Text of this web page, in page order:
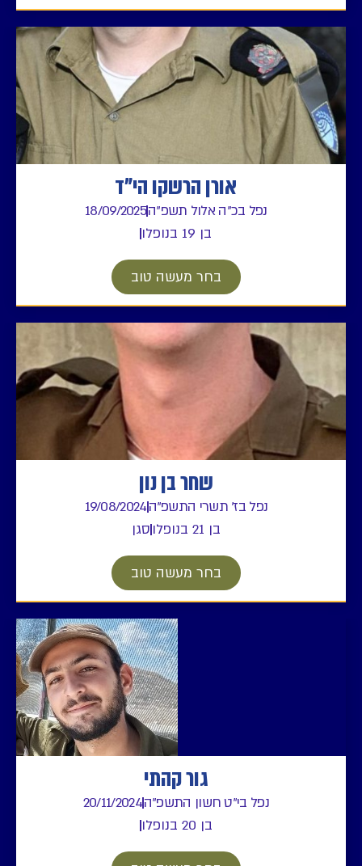
אורן הרשקו הי"ד
נפל בכ"ה אלול תשפ"ה18/09/2025
בחר מעשה טוב
שחר בן נון
נפל בז' תשרי התשפ"ה 19/08/2024
סגן
בחר מעשה טוב
גור קהתי
נפל בי"ט חשון התשפ"ה 20/11/2024